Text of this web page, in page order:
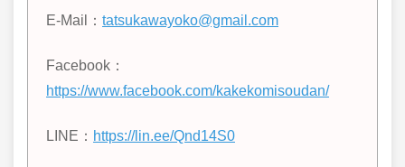
E-Mail： tatsukawayoko@gmail.com
Facebook：
https://www.facebook.com/kakekomisoudan/
LINE ： https://lin.ee/Qnd14S0